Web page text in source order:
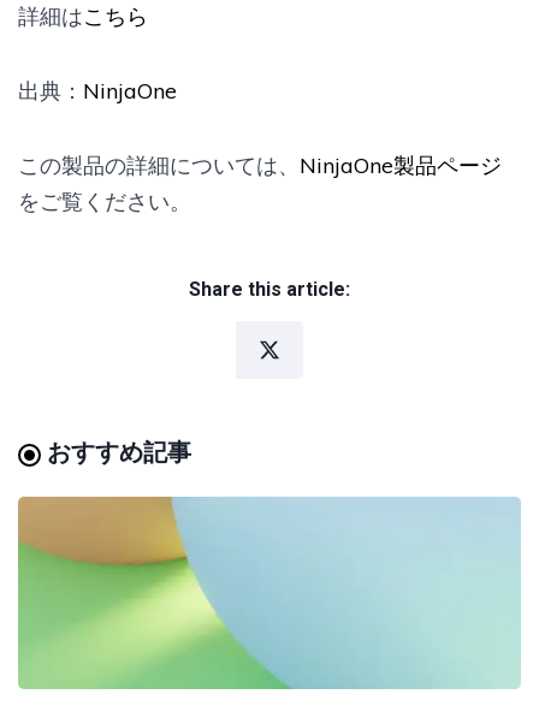
詳細はこちら
出典： NinjaOne
この製品の詳細については、 NinjaOne製品ページ
をご覧ください。
Share this article:
おすすめ記事